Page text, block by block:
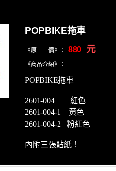
POPBIKE拖車
《原 價》： 880 元
《商品介紹》：
POPBIKE拖車
2601-004 紅色
2601-004-1 黃色
2601-004-2 粉紅色
內附三張貼紙！